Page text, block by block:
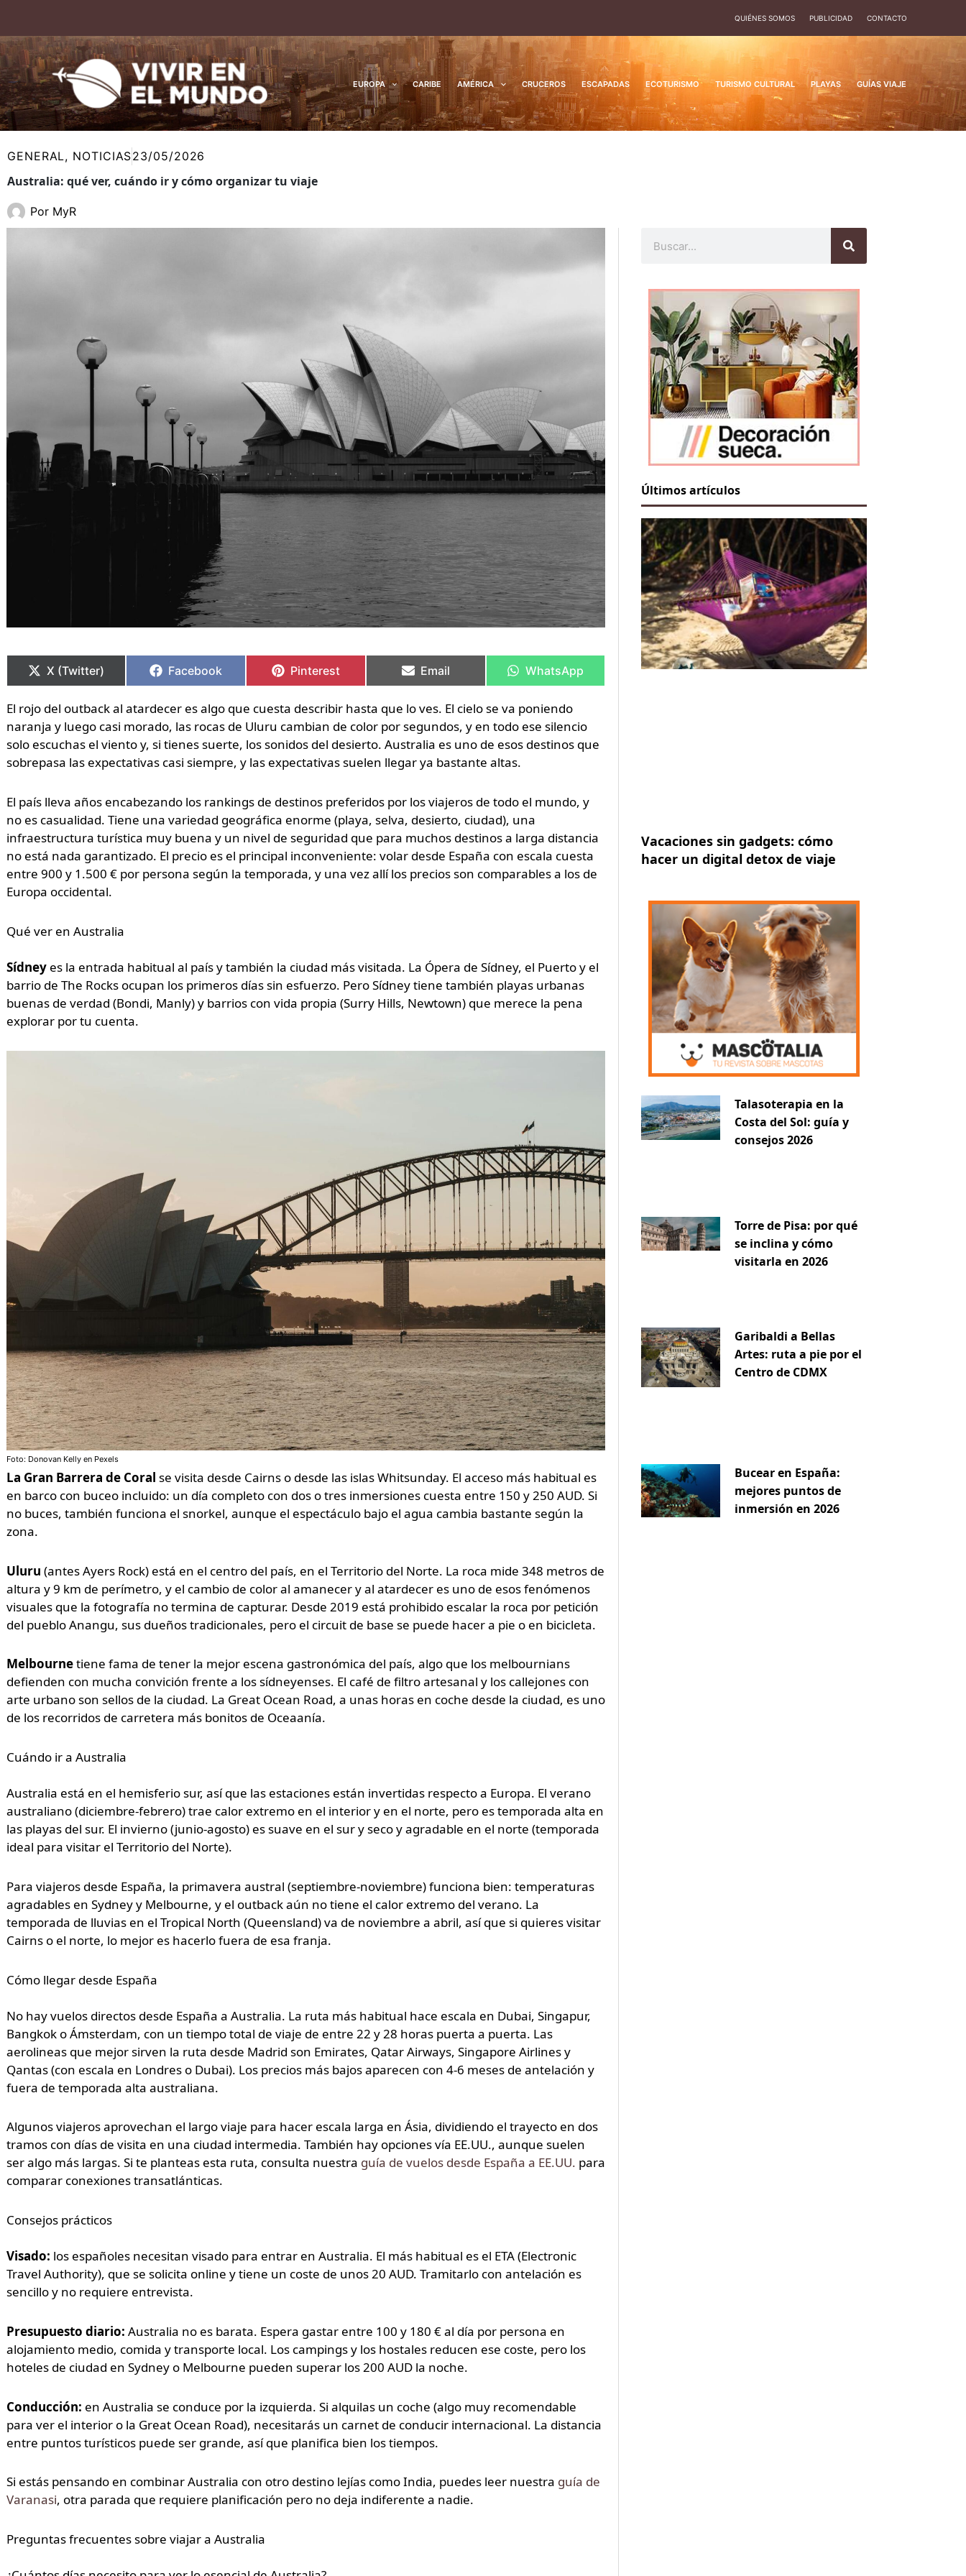
contenido
QUIÉNES SOMOS PUBLICIDAD CONTACTO
EUROPA CARIBE AMÉRICA CRUCEROS ESCAPADAS ECOTURISMO TURISMO CULTURAL PLAYAS GUÍAS VIAJE
GENERAL, NOTICIAS23/05/2026
Australia: qué ver, cuándo ir y cómo organizar tu viaje
Por MyR
en
X (Twitter)
en
Facebook
en
Pinterest
en
Email
en
WhatsApp
El rojo del outback al atardecer es algo que cuesta describir hasta que lo ves. El cielo se va poniendo
naranja y luego casi morado, las rocas de Uluru cambian de color por segundos, y en todo ese silencio
solo escuchas el viento y, si tienes suerte, los sonidos del desierto. Australia es uno de esos destinos que
sobrepasa las expectativas casi siempre, y las expectativas suelen llegar ya bastante altas.
El país lleva años encabezando los rankings de destinos preferidos por los viajeros de todo el mundo, y
no es casualidad. Tiene una variedad geográfica enorme (playa, selva, desierto, ciudad), una
infraestructura turística muy buena y un nivel de seguridad que para muchos destinos a larga distancia
no está nada garantizado. El precio es el principal inconveniente: volar desde España con escala cuesta
entre 900 y 1.500 € por persona según la temporada, y una vez allí los precios son comparables a los de
Europa occidental.
Qué ver en Australia
Sídneyes la entrada habitual al país y también la ciudad más visitada. La Ópera de Sídney, el Puerto y el
barrio de The Rocks ocupan los primeros días sin esfuerzo. Pero Sídney tiene también playas urbanas
buenas de verdad (Bondi, Manly) y barrios con vida propia (Surry Hills, Newtown) que merece la pena
explorar por tu cuenta.
Foto: Donovan Kelly en Pexels
La Gran Barrera de Coral se visita desde Cairns o desde las islas Whitsunday. El acceso más habitual es
en barco con buceo incluido: un día completo con dos o tres inmersiones cuesta entre 150 y 250 AUD. Si
no buces, también funciona el snorkel, aunque el espectáculo bajo el agua cambia bastante según la
zona.
Uluru (antes Ayers Rock) está en el centro del país, en el Territorio del Norte. La roca mide 348 metros de
altura y 9 km de perímetro, y el cambio de color al amanecer y al atardecer es uno de esos fenómenos
visuales que la fotografía no termina de capturar. Desde 2019 está prohibido escalar la roca por petición
del pueblo Anangu, sus dueños tradicionales, pero el circuit de base se puede hacer a pie o en bicicleta.
Melbournetiene fama de tener la mejor escena gastronómica del país, algo que los melbournians
defienden con mucha convición frente a los sídneyenses. El café de filtro artesanal y los callejones con
arte urbano son sellos de la ciudad. La Great Ocean Road, a unas horas en coche desde la ciudad, es uno
de los recorridos de carretera más bonitos de Oceaanía.
Cuándo ir a Australia
Australia está en el hemisferio sur, así que las estaciones están invertidas respecto a Europa. El verano
australiano (diciembre-febrero) trae calor extremo en el interior y en el norte, pero es temporada alta en
las playas del sur. El invierno (junio-agosto) es suave en el sur y seco y agradable en el norte (temporada
ideal para visitar el Territorio del Norte).
Para viajeros desde España, la primavera austral (septiembre-noviembre) funciona bien: temperaturas
agradables en Sydney y Melbourne, y el outback aún no tiene el calor extremo del verano. La
temporada de lluvias en el Tropical North (Queensland) va de noviembre a abril, así que si quieres visitar
Cairns o el norte, lo mejor es hacerlo fuera de esa franja.
Cómo llegar desde España
No hay vuelos directos desde España a Australia. La ruta más habitual hace escala en Dubai, Singapur,
Bangkok o Ámsterdam, con un tiempo total de viaje de entre 22 y 28 horas puerta a puerta. Las
aerolineas que mejor sirven la ruta desde Madrid son Emirates, Qatar Airways, Singapore Airlines y
Qantas (con escala en Londres o Dubai). Los precios más bajos aparecen con 4-6 meses de antelación y
fuera de temporada alta australiana.
Algunos viajeros aprovechan el largo viaje para hacer escala larga en Ásia, dividiendo el trayecto en dos
tramos con días de visita en una ciudad intermedia. También hay opciones vía EE.UU., aunque suelen
ser algo más largas. Si te planteas esta ruta, consulta nuestra guía de vuelos desde España a EE.UU. para
comparar conexiones transatlánticas.
Consejos prácticos
Visado: los españoles necesitan visado para entrar en Australia. El más habitual es el ETA (Electronic
Travel Authority), que se solicita online y tiene un coste de unos 20 AUD. Tramitarlo con antelación es
sencillo y no requiere entrevista.
Presupuesto diario: Australia no es barata. Espera gastar entre 100 y 180 € al día por persona en
alojamiento medio, comida y transporte local. Los campings y los hostales reducen ese coste, pero los
hoteles de ciudad en Sydney o Melbourne pueden superar los 200 AUD la noche.
Conducción: en Australia se conduce por la izquierda. Si alquilas un coche (algo muy recomendable
para ver el interior o la Great Ocean Road), necesitarás un carnet de conducir internacional. La distancia
entre puntos turísticos puede ser grande, así que planifica bien los tiempos.
Si estás pensando en combinar Australia con otro destino lejías como India, puedes leer nuestra guía de
Varanasi, otra parada que requiere planificación pero no deja indiferente a nadie.
Preguntas frecuentes sobre viajar a Australia
en
en
en
en
en
Últimos artículos
Vacaciones sin gadgets: cómo
hacer un digital detox de viaje
Talasoterapia en la
Costa del Sol: guía y
consejos 2026
Torre de Pisa: por qué
se inclina y cómo
visitarla en 2026
Garibaldi a Bellas
Artes: ruta a pie por el
Centro de CDMX
Bucear en España:
mejores puntos de
inmersión en 2026